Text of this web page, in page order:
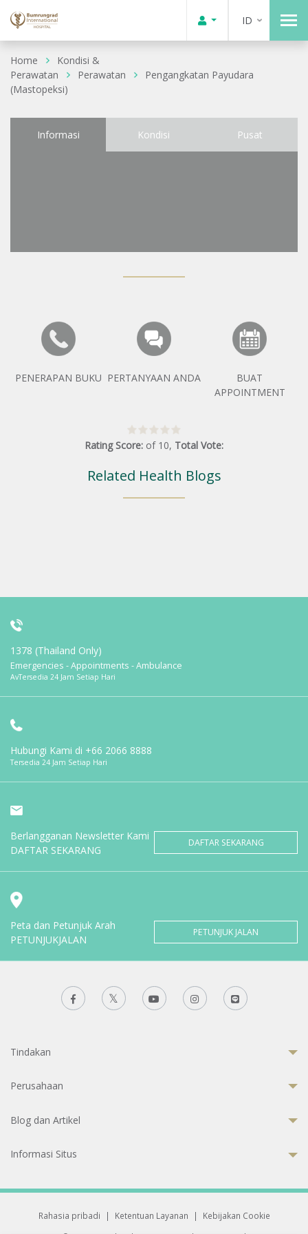
ID
Home
Kondisi &
Perawatan
Perawatan
Pengangkatan Payudara
(Mastopeksi)
Informasi Kondisi Pusat
PENERAPAN BUKU PERTANYAAN ANDA
BUAT
APPOINTMENT
Rating Score: of 10, Total Vote:
Related Health Blogs
1378 (Thailand Only)
Emergencies - Appointments - Ambulance
AvTersedia 24 Jam Setiap Hari
Hubungi Kami di +66 2066 8888
Tersedia 24 Jam Setiap Hari
Berlangganan Newsletter Kami
DAFTAR SEKARANG
DAFTAR SEKARANG
Peta dan Petunjuk Arah
PETUNJUKJALAN
PETUNJUK JALAN
Tindakan
Perusahaan
Blog dan Artikel
Informasi Situs
Rahasia pribadi | Ketentuan Layanan |
Kebijakan Cookie